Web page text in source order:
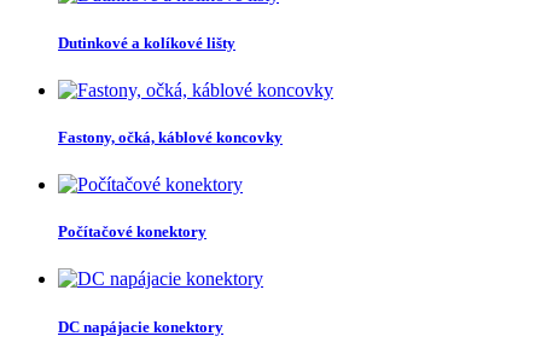
Dutinkové a kolíkové lišty
Fastony, očká, káblové koncovky
Počítačové konektory
DC napájacie konektory